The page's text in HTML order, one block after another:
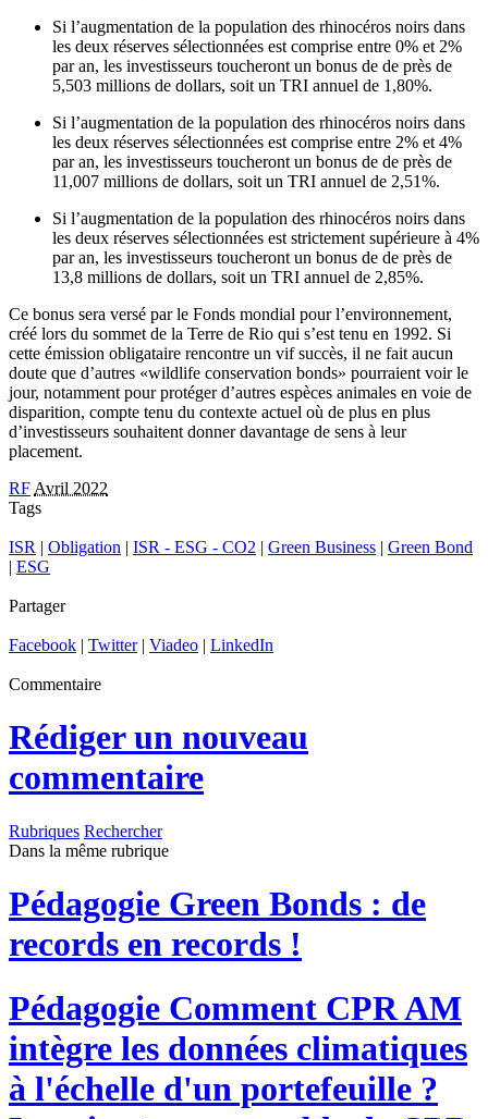
Si l’augmentation de la population des rhinocéros noirs dans
les deux réserves sélectionnées est comprise entre 0% et 2%
par an, les investisseurs toucheront un bonus de de près de
5,503 millions de dollars, soit un TRI annuel de 1,80%.
Si l’augmentation de la population des rhinocéros noirs dans
les deux réserves sélectionnées est comprise entre 2% et 4%
par an, les investisseurs toucheront un bonus de de près de
11,007 millions de dollars, soit un TRI annuel de 2,51%.
Si l’augmentation de la population des rhinocéros noirs dans
les deux réserves sélectionnées est strictement supérieure à 4%
par an, les investisseurs toucheront un bonus de de près de
13,8 millions de dollars, soit un TRI annuel de 2,85%.
Ce bonus sera versé par le Fonds mondial pour l’environnement,
créé lors du sommet de la Terre de Rio qui s’est tenu en 1992. Si
cette émission obligataire rencontre un vif succès, il ne fait aucun
doute que d’autres «wildlife conservation bonds» pourraient voir le
jour, notamment pour protéger d’autres espèces animales en voie de
disparition, compte tenu du contexte actuel où de plus en plus
d’investisseurs souhaitent donner davantage de sens à leur
placement.
RF Avril 2022
Tags
ISR | Obligation | ISR - ESG - CO2 | Green Business | Green Bond
| ESG
Partager
Facebook | Twitter| Viadeo | LinkedIn
Commentaire
Rédiger un nouveau
commentaire
Rubriques Rechercher
Dans la même rubrique
Pédagogie Green Bonds : de
records en records !
Pédagogie Comment CPR AM
intègre les données climatiques
à l'échelle d'un portefeuille ?